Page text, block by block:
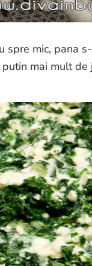
spre mic, pana
mai mult de